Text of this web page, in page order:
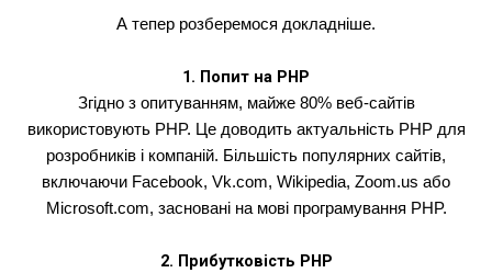
А тепер розберемося докладніше.
1. Попит на PHP
Згідно з опитуванням, майже 80% веб-сайтів
використовують PHP. Це доводить актуальність PHP для
розробників і компаній. Більшість популярних сайтів,
включаючи Facebook, Vk.com, Wikipedia, Zoom.us або
Microsoft.com, засновані на мові програмування PHP.
2. Прибутковість PHP